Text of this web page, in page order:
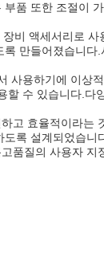
품 또한 조절이
비 액세서리로 사
만들어졌습니다
사용하기에 이상
할 수 있습니다.다
고 효율적이라는
록 설계되었습니
품질의 사용자 지